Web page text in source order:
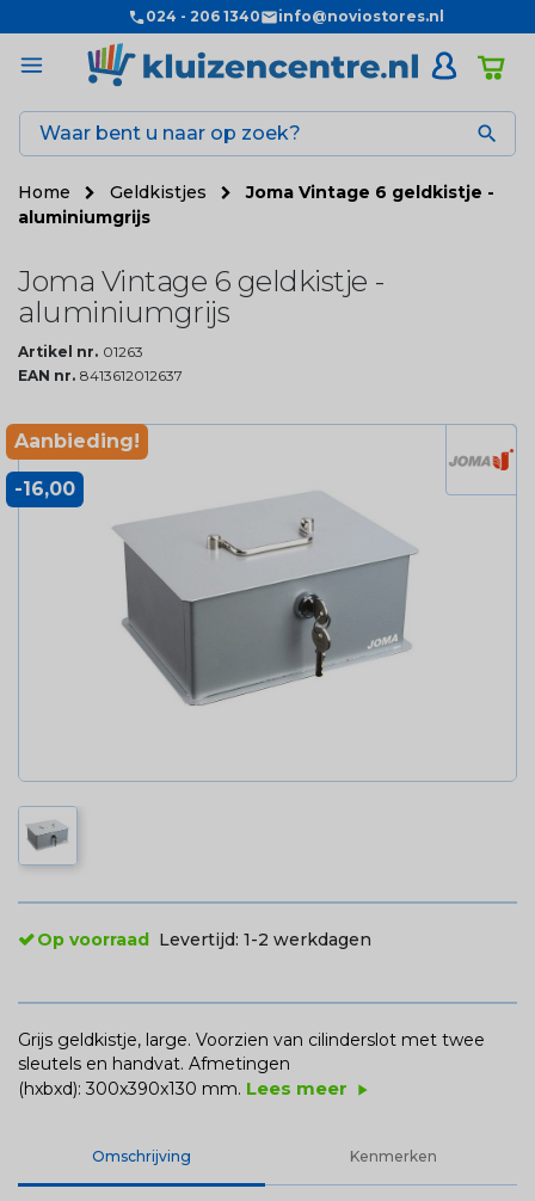
024 - 206 1340 info@noviostores.nl

Home Geldkistjes
Joma Vintage 6 geldkistje -
aluminiumgrijs
Joma Vintage 6 geldkistje -
aluminiumgrijs
Artikel nr. 01263
EAN nr. 8413612012637
Aanbieding!
-16,00
Op voorraad Levertijd: 1-2 werkdagen
Grijs geldkistje, large. Voorzien van cilinderslot met twee
sleutels en handvat. Afmetingen
(hxbxd): 300x390x130 mm. Lees meer play_arrow
Omschrijving Kenmerken